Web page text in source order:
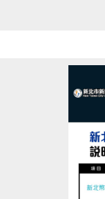
新北
廣協會、火星
新北
須年滿18歲以
(參賽者務必審